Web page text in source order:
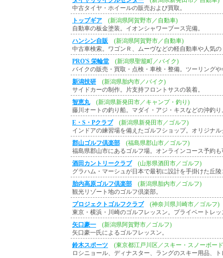
中古タイヤ・ホイールの販売および買取。
トップギア
(新潟県阿賀野市／自動車)
自動車の板金塗装。イオンシャワーブース完備。
ハンシン自販
(新潟県阿賀野市／自動車)
中古車検索。ワゴンＲ、ムーヴなどの軽自動車や人気
PRO'S 栄輪堂
(新潟県聖籠町／バイク)
バイクの販売・買取・点検・車検・整備。ツーリング
新潟技研
(新潟県胎内市／バイク)
サイドカーの制作。片支持フロントサスの装着。
智恵丸
(新潟県新発田市／キャンプ・釣り)
藤川オートの釣り船。マダイ・アジ・キスなどの沖釣
E・S・Pクラブ
(新潟県新発田市／ゴルフ)
インドアの練習場を備えたゴルフショップ。オリジナ
郡山ゴルフ倶楽部
(福島県郡山市／ゴルフ)
福島県郡山市にあるゴルフ場。オンラインコース予約も
酒田カントリークラブ
(山形県酒田市／ゴルフ)
グラハム・マーシュが日本で最初に設計を手掛けた丘
胎内高原ゴルフ倶楽部
(新潟県胎内市／ゴルフ)
観光リゾート地のゴルフ倶楽部。
プロジェクトゴルフクラブ
(神奈川県川崎市／ゴルフ)
東京・横浜・川崎のゴルフレッスン。プライベートレ
矢口豪一
(新潟県阿賀野市／ゴルフ)
矢口豪一氏によるゴルフレッスン。
鈴木スポーツ
(東京都江戸川区／スキー・スノーボー
ロシニョール、ディナスター、ラングのスキー用品、